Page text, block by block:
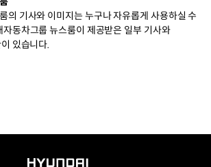
의 기사와 이미지는 누구나 자유롭게 사용하실 수
자동차그룹 뉴스룸이 제공받은 일부 기사와
있습니다.